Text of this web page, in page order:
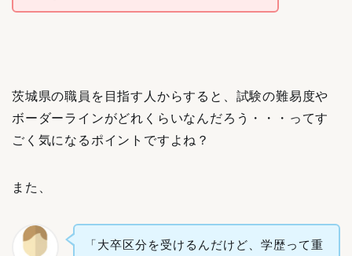
茨城県の職員を目指す人からすると、試験の難易度や
ボーダーラインがどれくらいなんだろう・・・ってす
ごく気になるポイントですよね？
また、
「大卒区分を受けるんだけど、学歴って重